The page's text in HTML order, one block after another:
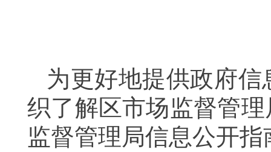
为更好地提供政府
织了解区市场监督管
监督管理局信息公开